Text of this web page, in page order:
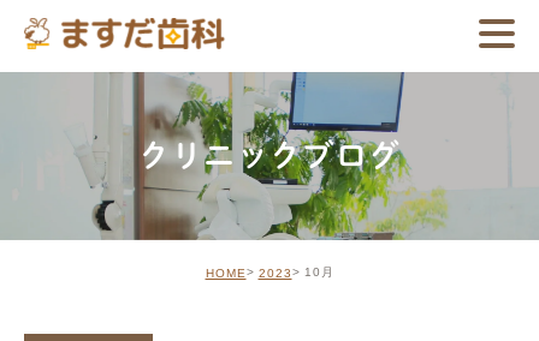
クリニックブログ
HOME 2023 10月